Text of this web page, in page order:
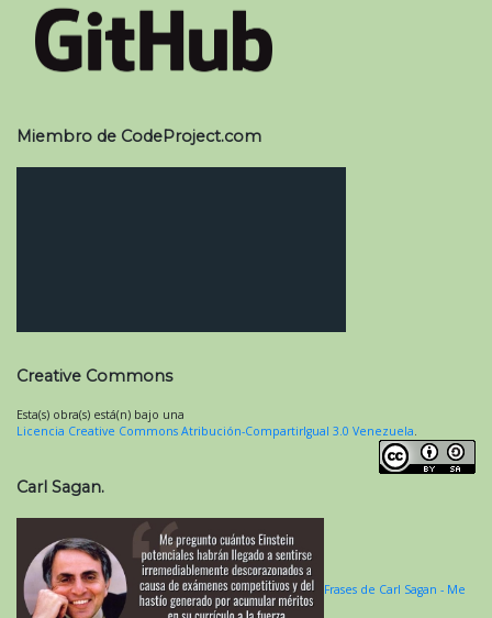
Miembro de CodeProject.com
Creative Commons
Esta(s) obra(s) está(n) bajo una
Licencia Creative Commons Atribución-CompartirIgual 3.0 Venezuela.
Carl Sagan.
Frases de Carl Sagan - Me